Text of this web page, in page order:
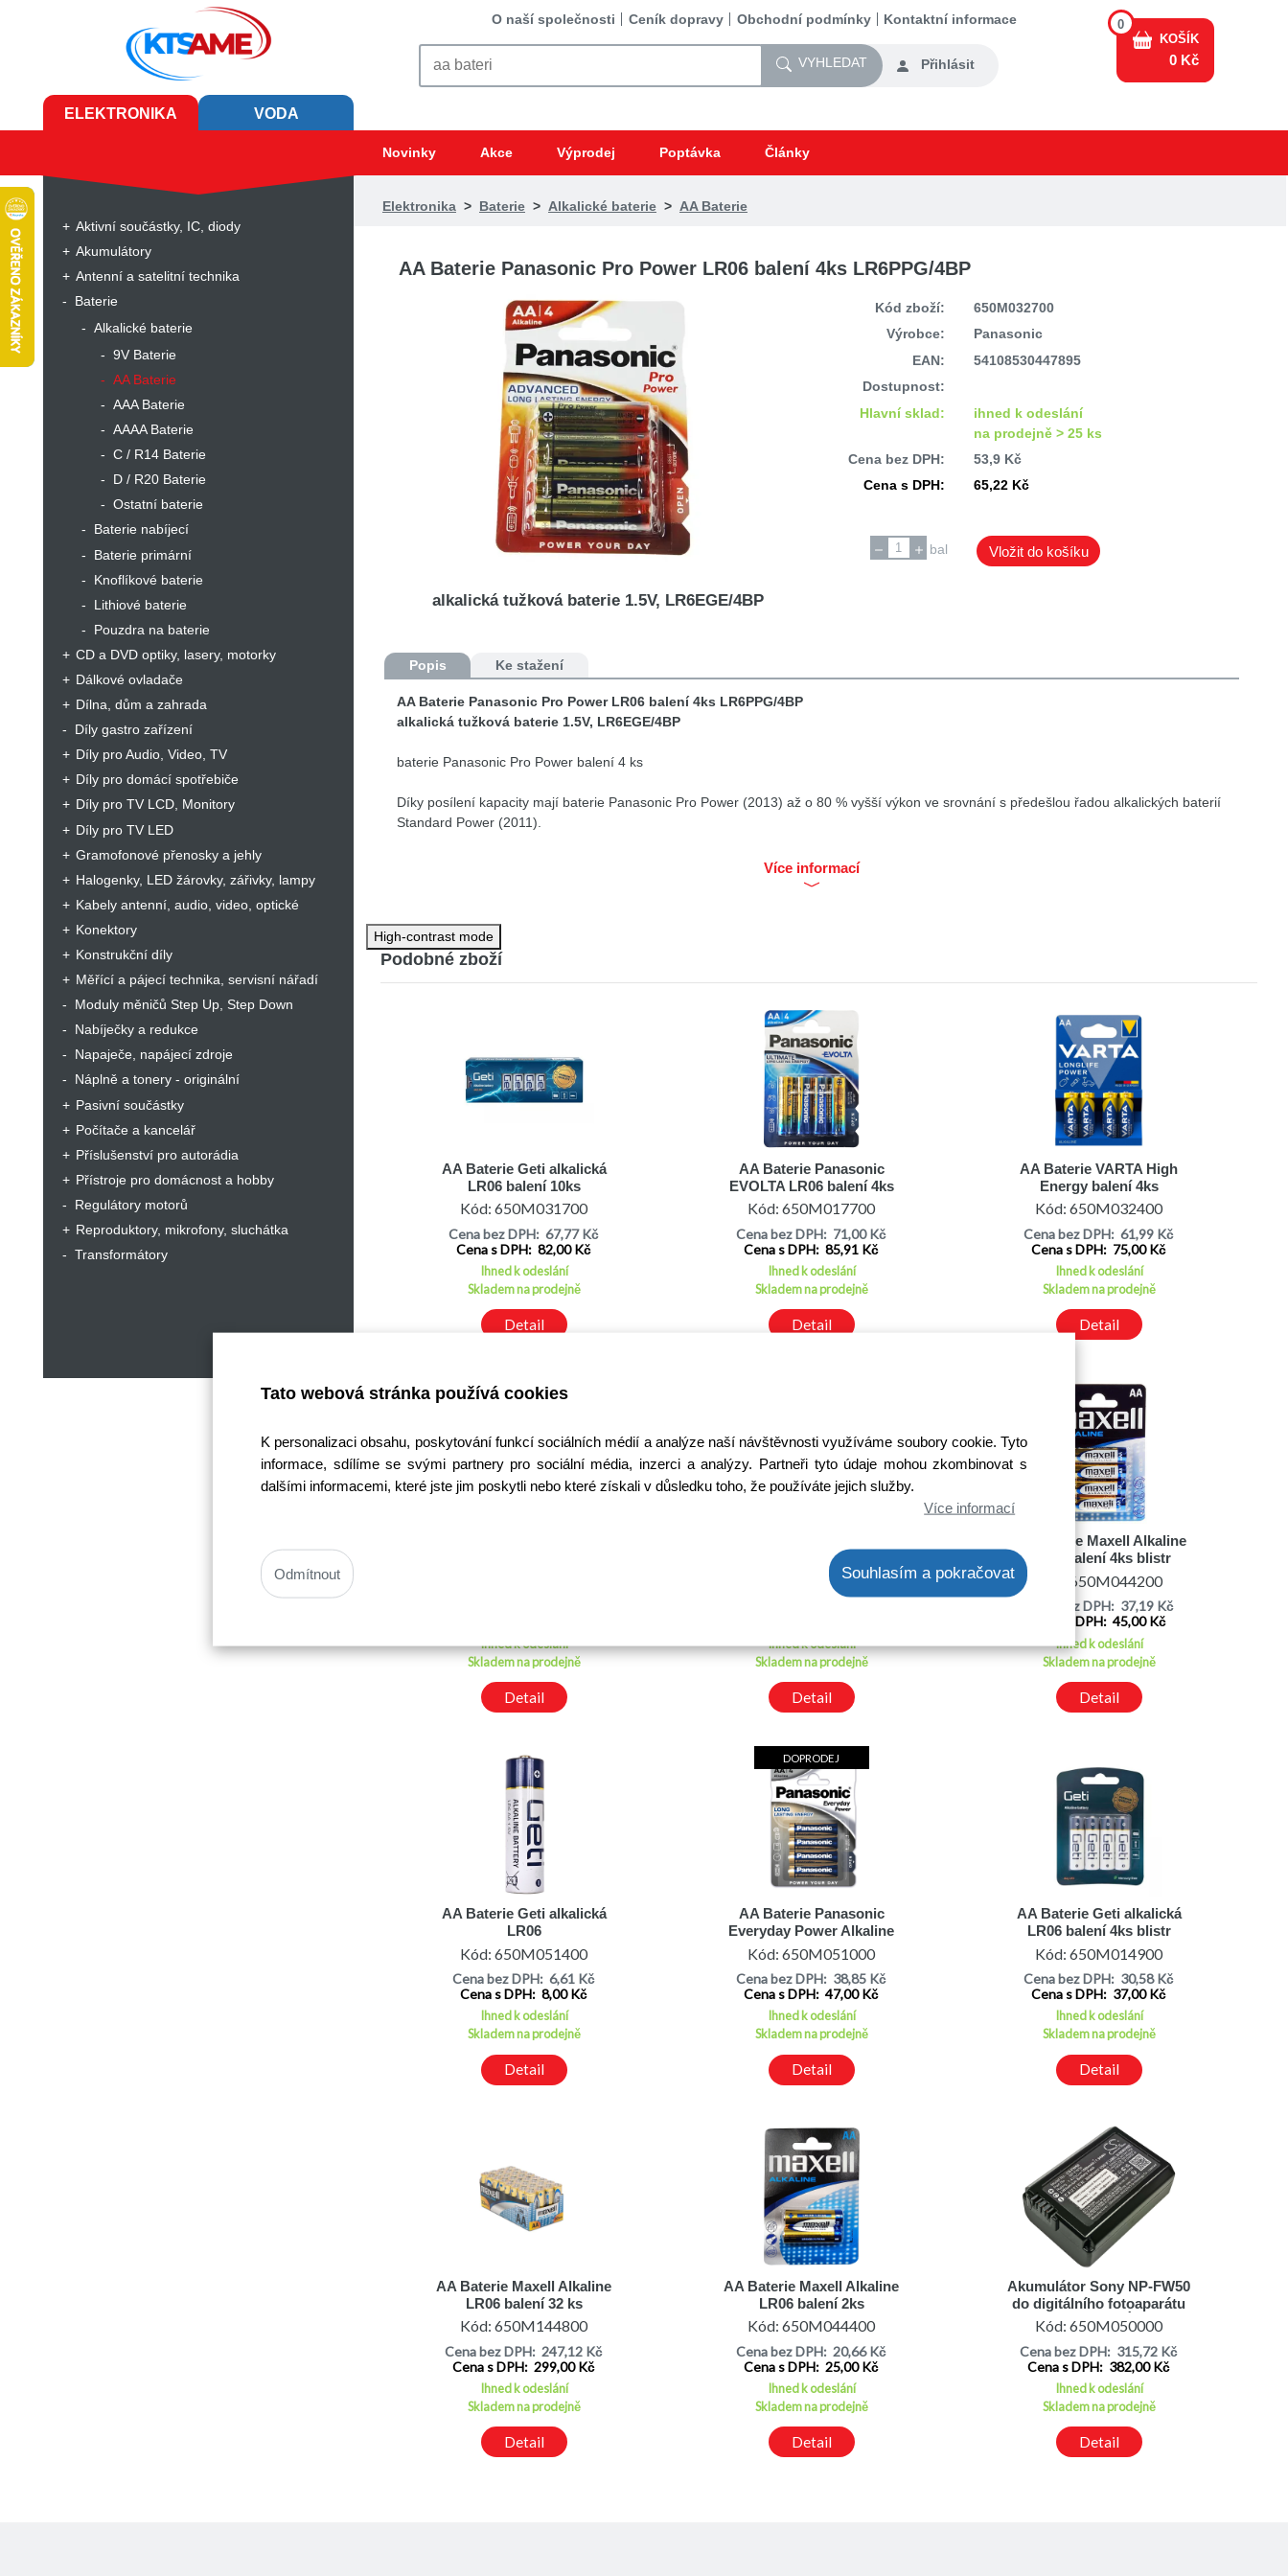
Tato webová stránka používá cookies
K personalizaci obsahu, poskytování funkcí sociálních médií a analýze naší návštěvnosti využíváme soubory cookie. Tyto
informace, sdílíme se svými partnery pro sociální média, inzerci a analýzy. Partneři tyto údaje mohou zkombinovat s
dalšími informacemi, které jste jim poskytli nebo které získali v důsledku toho, že používáte jejich služby.
Více informací
Souhlasím a pokračovat
Odmítnout
ELEKTRONIKA VODA
O naší společnosti Ceník dopravy Obchodní podmínky Kontaktní informace
Přihlásit
VYHLEDAT
0
KOŠÍK
0 Kč
Novinky Akce Výprodej Poptávka Články
Aktivní součástky, IC, diody
Akumulátory
Antenní a satelitní technika
Baterie
Alkalické baterie
9V Baterie
AA Baterie
AAA Baterie
AAAA Baterie
C / R14 Baterie
D / R20 Baterie
Ostatní baterie
Baterie nabíjecí
Baterie primární
Knoflíkové baterie
Lithiové baterie
Pouzdra na baterie
CD a DVD optiky, lasery, motorky
Dálkové ovladače
Dílna, dům a zahrada
Díly gastro zařízení
Díly pro Audio, Video, TV
Díly pro domácí spotřebiče
Díly pro TV LCD, Monitory
Díly pro TV LED
Gramofonové přenosky a jehly
Halogenky, LED žárovky, zářivky, lampy
Kabely antenní, audio, video, optické
Konektory
Konstrukční díly
Měřící a pájecí technika, servisní nářadí
Moduly měničů Step Up, Step Down
Nabíječky a redukce
Napaječe, napájecí zdroje
Náplně a tonery - originální
Pasivní součástky
Počítače a kancelář
Příslušenství pro autorádia
Přístroje pro domácnost a hobby
Regulátory motorů
Reproduktory, mikrofony, sluchátka
Transformátory
Elektronika> Baterie> Alkalické baterie> AA Baterie
AA Baterie Panasonic Pro Power LR06 balení 4ks LR6PPG/4BP
alkalická tužková baterie 1.5V, LR6EGE/4BP
Kód zboží:
650M032700
Výrobce:
Panasonic
EAN:
54108530447895
Dostupnost:
Hlavní sklad:
ihned k odeslání
na prodejně > 25 ks
Cena bez DPH:
53,9 Kč
Cena s DPH:
65,22 Kč
bal Vložit do košíku
Popis Ke stažení
AA Baterie Panasonic Pro Power LR06 balení 4ks LR6PPG/4BP
alkalická tužková baterie 1.5V, LR6EGE/4BP
baterie Panasonic Pro Power balení 4 ks
Díky posílení kapacity mají baterie Panasonic Pro Power (2013) až o 80 % vyšší výkon ve srovnání s předešlou řadou alkalických baterií
Standard Power (2011).
Napětí baterie: 1,5 V
Počet baterií v balení: 4
Více informací
High-contrast mode
Podobné zboží
AA Baterie Geti alkalická
LR06 balení 10ks
Kód: 650M031700
Cena bez DPH: 67,77 Kč
Cena s DPH: 82,00 Kč
Ihned k odeslání
Skladem na prodejně
Detail
AA Baterie Panasonic
EVOLTA LR06 balení 4ks
LR6PPG/4BP
Kód: 650M017700
Cena bez DPH: 71,00 Kč
Cena s DPH: 85,91 Kč
Ihned k odeslání
Skladem na prodejně
Detail
AA Baterie VARTA High
Energy balení 4ks
Kód: 650M032400
Cena bez DPH: 61,99 Kč
Cena s DPH: 75,00 Kč
Ihned k odeslání
Skladem na prodejně
Detail
Ihned k odeslání
Skladem na prodejně
Detail
LR06 balení 24ks LR06/24
Kód: 650M076700
Ihned k odeslání
Skladem na prodejně
Detail
AA Baterie Maxell Alkaline
LR06 balení 4ks blistr
Kód: 650M044200
Cena bez DPH: 37,19 Kč
Cena s DPH: 45,00 Kč
Ihned k odeslání
Skladem na prodejně
Detail
AA Baterie Geti alkalická
LR06
Kód: 650M051400
Cena bez DPH: 6,61 Kč
Cena s DPH: 8,00 Kč
Ihned k odeslání
Skladem na prodejně
Detail
DOPRODEJ
AA Baterie Panasonic
Everyday Power Alkaline
LR6EPS/4BP balení 4ks
Kód: 650M051000
Cena bez DPH: 38,85 Kč
Cena s DPH: 47,00 Kč
Ihned k odeslání
Skladem na prodejně
Detail
AA Baterie Geti alkalická
LR06 balení 4ks blistr
Kód: 650M014900
Cena bez DPH: 30,58 Kč
Cena s DPH: 37,00 Kč
Ihned k odeslání
Skladem na prodejně
Detail
AA Baterie Maxell Alkaline
LR06 balení 32 ks
Kód: 650M144800
Cena bez DPH: 247,12 Kč
Cena s DPH: 299,00 Kč
Ihned k odeslání
Skladem na prodejně
Detail
AA Baterie Maxell Alkaline
LR06 balení 2ks
Kód: 650M044400
Cena bez DPH: 20,66 Kč
Cena s DPH: 25,00 Kč
Ihned k odeslání
Skladem na prodejně
Detail
Akumulátor Sony NP‑FW50
do digitálního fotoaparátu
Sony NEX-F3 - NÁHRADA
Kód: 650M050000
Cena bez DPH: 315,72 Kč
Cena s DPH: 382,00 Kč
Ihned k odeslání
Skladem na prodejně
Detail